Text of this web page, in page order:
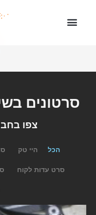
סרטון שישיג את היעדים
סרטונים
צפו
הכל היי טק
סרט עדות לקוח